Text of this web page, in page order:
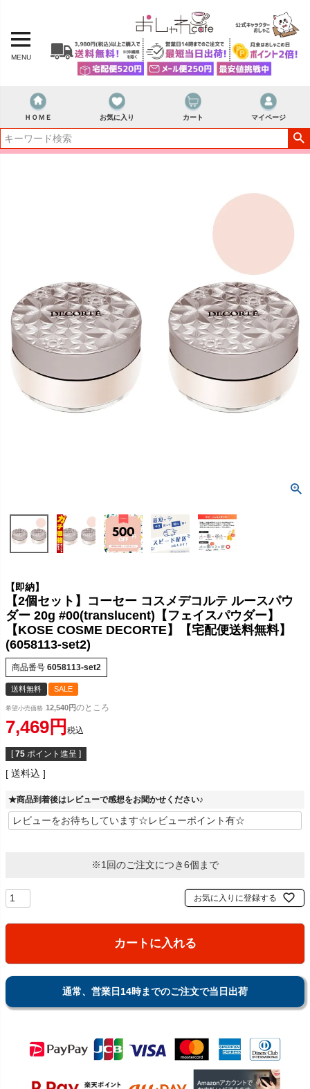
MENU
ＨＯＭＥ お気に入り カート マイページ
【即納】
【2個セット】コーセー コスメデコルテ ルースパウ
ダー 20g #00(translucent)【フェイスパウダー】
【KOSE COSME DECORTE】【宅配便送料無料】
(6058113-set2)
商品番号 6058113-set2
送料無料 SALE
希望小売価格 12,540 のところ
7,469 税込
[ 75 ポイント進呈 ]
送料込
★商品到着後はレビューで感想をお聞かせください♪
※1回のご注文につき6個まで
お気に入りに登録する
カートに入れる
通常、営業日14時までのご注文で当日出荷